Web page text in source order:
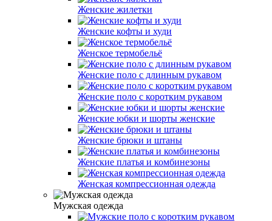
Женские жилетки
Женские кофты и худи
Женское термобельё
Женские поло с длинным рукавом
Женские поло с коротким рукавом
Женские юбки и шорты женские
Женские брюки и штаны
Женские платья и комбинезоны
Женская компрессионная одежда
Мужская одежда